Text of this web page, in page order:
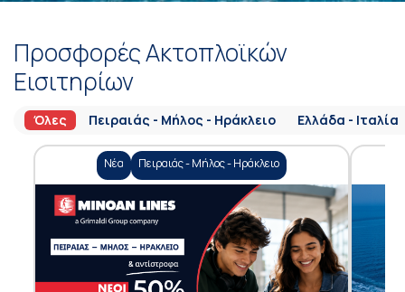
Προσφορές Ακτοπλοϊκών
Εισιτηρίων
Όλες Πειραιάς - Μήλος - Ηράκλειο Ελλάδα - Ιταλία
Νέα Πειραιάς - Μήλος - Ηράκλειο